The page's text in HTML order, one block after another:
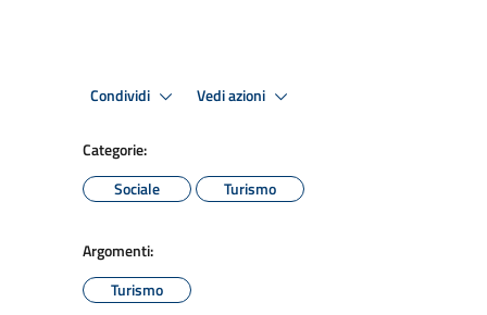
Condividi Vedi azioni
Categorie:
Sociale
Turismo
Argomenti:
Turismo